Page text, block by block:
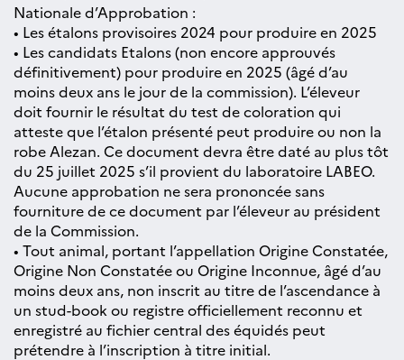
Nationale d’Approbation :
• Les étalons provisoires 2024 pour produire en 2025
• Les candidats Etalons (non encore approuvés
définitivement) pour produire en 2025 (âgé d’au
moins deux ans le jour de la commission). L’éleveur
doit fournir le résultat du test de coloration qui
atteste que l’étalon présenté peut produire ou non la
robe Alezan. Ce document devra être daté au plus tôt
du 25 juillet 2025 s’il provient du laboratoire LABEO.
Aucune approbation ne sera prononcée sans
fourniture de ce document par l’éleveur au président
de la Commission.
• Tout animal, portant l’appellation Origine Constatée,
Origine Non Constatée ou Origine Inconnue, âgé d’au
moins deux ans, non inscrit au titre de l’ascendance à
un stud-book ou registre officiellement reconnu et
enregistré au fichier central des équidés peut
prétendre à l’inscription à titre initial.